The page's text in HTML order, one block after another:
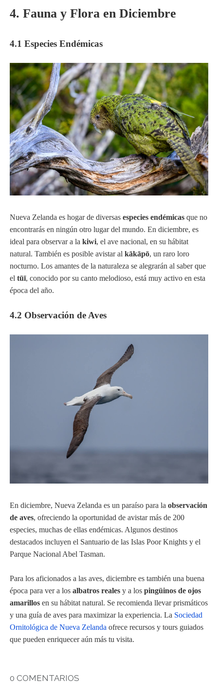
4. Fauna y Flora en Diciembre
4.1 Especies Endémicas
Nueva Zelanda es hogar de diversas especies endémicas que no
encontrarás en ningún otro lugar del mundo. En diciembre, es
ideal para observar a la kiwi, el ave nacional, en su hábitat
natural. También es posible avistar al kākāpō, un raro loro
nocturno. Los amantes de la naturaleza se alegrarán al saber que
el tūī, conocido por su canto melodioso, está muy activo en esta
época del año.
4.2 Observación de Aves
En diciembre, Nueva Zelanda es un paraíso para la observación
de aves, ofreciendo la oportunidad de avistar más de 200
especies, muchas de ellas endémicas. Algunos destinos
destacados incluyen el Santuario de las Islas Poor Knights y el
Parque Nacional Abel Tasman.
Para los aficionados a las aves, diciembre es también una buena
época para ver a los albatros reales y a los pingüinos de ojos
amarillos en su hábitat natural. Se recomienda llevar prismáticos
y una guía de aves para maximizar la experiencia. La Sociedad
Ornitológica de Nueva Zelanda ofrece recursos y tours guiados
que pueden enriquecer aún más tu visita.
0 COMENTARIOS